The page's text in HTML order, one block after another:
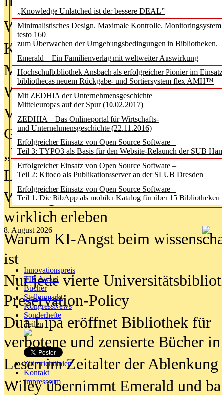
„Knowledge Unlatched ist der bessere DEAL”
Minimalistisches Design. Maximale Kontrolle. Monitoringsystem
testo 160
zum Überwachen der Umgebungsbedingungen in Bibliotheken.
Emerald – Ein Familienverlag mit weltweiter Auswirkung
Hochschulbibliothek Ansbach als erfolgreicher Pionier im
bibliothecas neuem Rückgabe- und Sortiersystem flex AMH™
Mit ZEDHIA der Unternehmensgeschichte
Mitteleuropas auf der Spur (10.02.2017)
ZEDHIA – Das Onlineportal für Wirtschafts-
und Unternehmensgeschichte (22.11.2016)
Erfolgreicher Einsatz von Open Source Software –
Teil 3: TYPO3 als Basis für den Website-Relaunch der SUB
Erfolgreicher Einsatz von Open Source Software –
Teil 2: Kitodo als Publikationsserver an der SLUB Dresden
Erfolgreicher Einsatz von Open Source Software –
Teil 1: Die BibApp als mobiler Katalog für über 15 Bibliotheken
8. August 2026
Innovationspreis
TIP Award
Bücher
Stellenmarkt
KongressNews
Sonderhefte
Teilen
Zitierrichtlinien
Kontakt
Impresssum
Was Hochschul­bibliotheken von
Kinder in der digitalen Welt
Metadaten als Infrastruktur
Wenn Bots katalogisieren
Von Abschlusskleidern bis
Geisterjagd-Ausrüstung in der
„Library of Things“ unterwegs
Lesen als Infrastrukturaufgabe
Wie Jugendliche Social Media
wirklich erleben
Warum KI-Angst beim
ist
Nur jede vierte
Preservation-Policy
Dua Lipa eröffnet Bibliothek für
verbotene und zensierte Bücher
Lesen im Zeitalter der Ablenkung
Wiley übernimmt Emerald und